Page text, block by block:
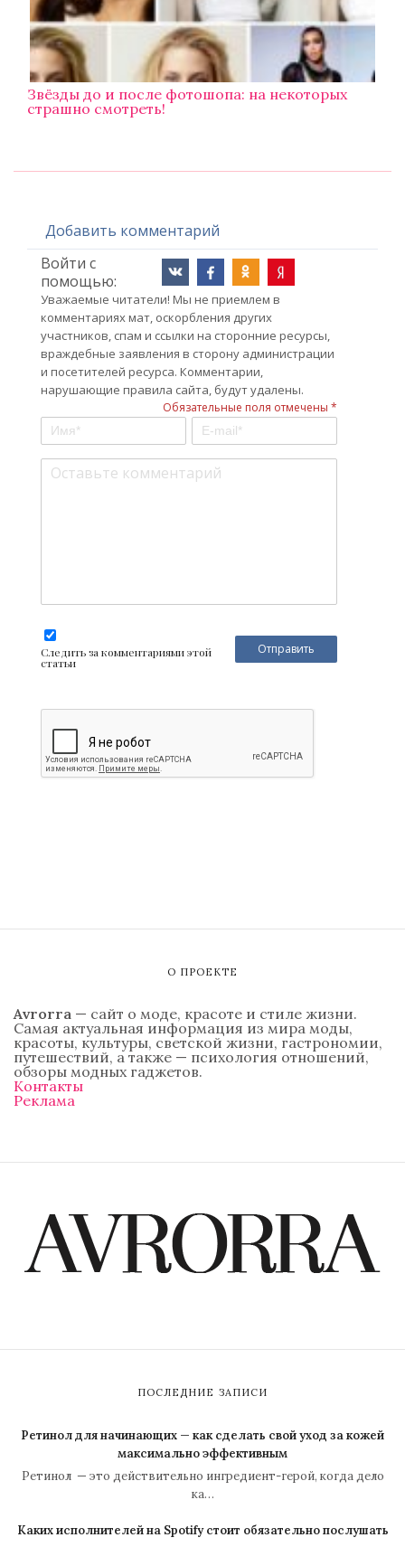
Звёзды до и после фотошопа: на некоторых
страшно смотреть!
Добавить комментарий
Войти с
помощью:
Уважаемые читатели! Мы не приемлем в
комментариях мат, оскорбления других
участников, спам и ссылки на сторонние ресурсы,
враждебные заявления в сторону администрации
и посетителей ресурса. Комментарии,
нарушающие правила сайта, будут удалены.
Обязательные поля отмечены *
Следить за комментариями этой
статьи
О ПРОЕКТЕ
Avrorra — сайт о моде, красоте и стиле жизни.
Самая актуальная информация из мира моды,
красоты, культуры, светской жизни, гастрономии,
путешествий, а также — психология отношений,
обзоры модных гаджетов.
Контакты
Реклама
ПОСЛЕДНИЕ ЗАПИСИ
Ретинол для начинающих — как сделать свой уход за кожей
максимально эффективным
Ретинол — это действительно ингредиент-герой, когда дело
ка…
Каких исполнителей на Spotify стоит обязательно послушать